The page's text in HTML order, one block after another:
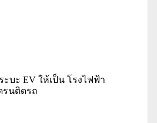
ะบะ EV ให้เป็น โรงไฟฟ้า
รนติดรถ